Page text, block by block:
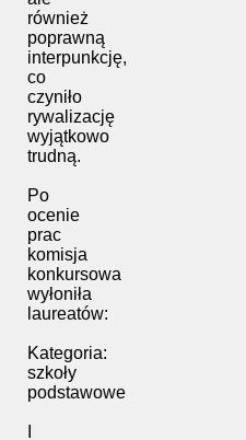
również
poprawną
interpunkcję,
co
czyniło
rywalizację
wyjątkowo
trudną.
Po
ocenie
prac
komisja
konkursowa
wyłoniła
laureatów:
Kategoria:
szkoły
podstawowe